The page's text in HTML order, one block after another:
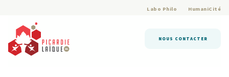
Labo Philo HumaniCité
NOUS CONTACTER